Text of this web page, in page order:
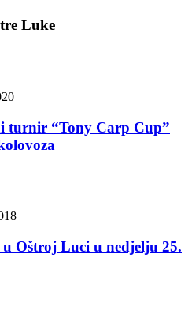
Luke
turnir “Tony Carp Cup”
Oštroj Luci u nedjelju 25.